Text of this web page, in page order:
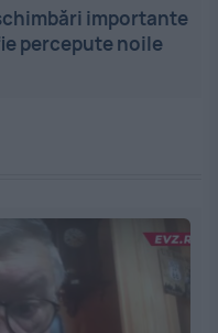
importante
percepute noile